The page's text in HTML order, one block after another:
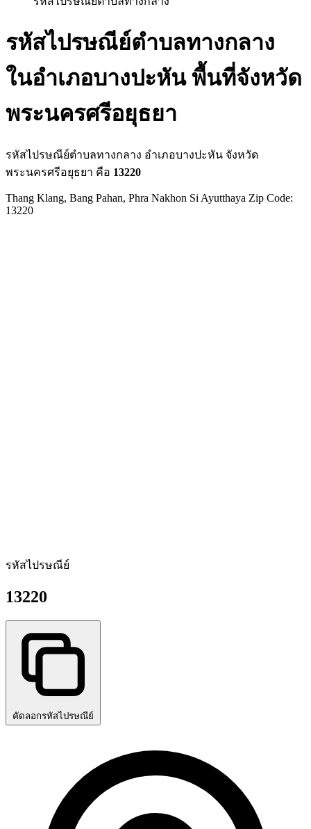
รหัสไปรษณีย์ตำบลทางกลาง
ในอำเภอบางปะหัน พื้นที่จังหวัด
พระนครศรีอยุธยา
รหัสไปรษณีย์ตำบลทางกลาง อำเภอบางปะหัน จังหวัด
พระนครศรีอยุธยา คือ 13220
Thang Klang, Bang Pahan, Phra Nakhon Si Ayutthaya Zip Code:
13220
รหัสไปรษณีย์
13220
คัดลอกรหัสไปรษณีย์